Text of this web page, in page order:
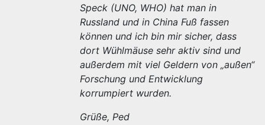
Speck (UNO, WHO) hat man in
Russland und in China Fuß fassen
können und ich bin mir sicher, dass
dort Wühlmäuse sehr aktiv sind und
außerdem mit viel Geldern von „außen“
Forschung und Entwicklung
korrumpiert wurden.
Grüße, Ped